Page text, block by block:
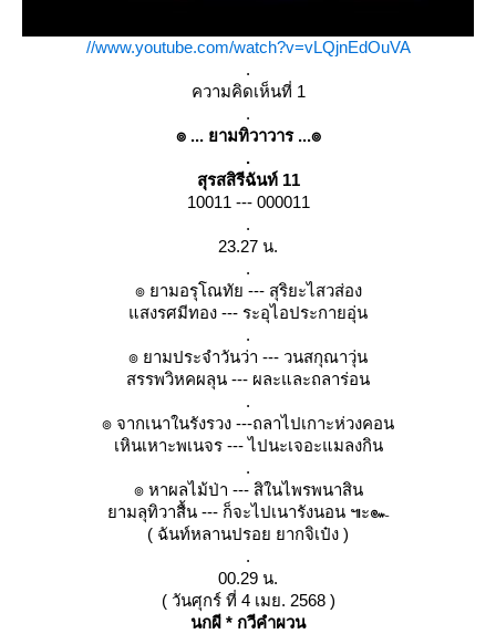
//www.youtube.com/watch?v=vLQjnEdOuVA
.
ความคิดเห็นที่ 1
.
๏ ... ยามทิวาวาร ...๏
.
สุรสสิรีฉันท์ 11
10011 --- 000011
.
23.27 น.
.
๏ ยามอรุโณทัย --- สุริยะไสวส่อง
สงรศมีทอง --- ระอุไอประกายอุ่น
.
๏ ยามประจำวันว่า --- วนสกุณาวุ่น
สรรพวิหคผลุน --- ผละและถลาร่อน
.
๏ จากเนาในรังรวง ---ถลาไปเกาะห่วงคอน
เหินเหาะพเนจร --- ไปนะเจอะแมลงกิน
.
๏ หาผลไม้ป่า --- สิในไพรพนาสิน
ามลุทิวาสื้น --- ก็จะไปเนารังนอน ๚ะ๛
( ฉันท์หลานปรอย ยากจิเป๋ง )
.
00.29 น.
( วันศุกร์ ที่ 4 เมย. 2568 )
นกผี * กวีคำผวน